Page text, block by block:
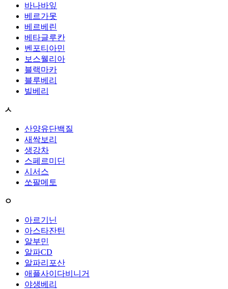
바나바잎
베르가못
베르베린
베타글루칸
벤포티아민
보스웰리아
블랙마카
블루베리
빌베리
ㅅ
산양유단백질
새싹보리
생강차
스페르미딘
시서스
쏘팔메토
ㅇ
아르기닌
아스타잔틴
알부민
알파CD
알파리포산
애플사이다비니거
야생베리